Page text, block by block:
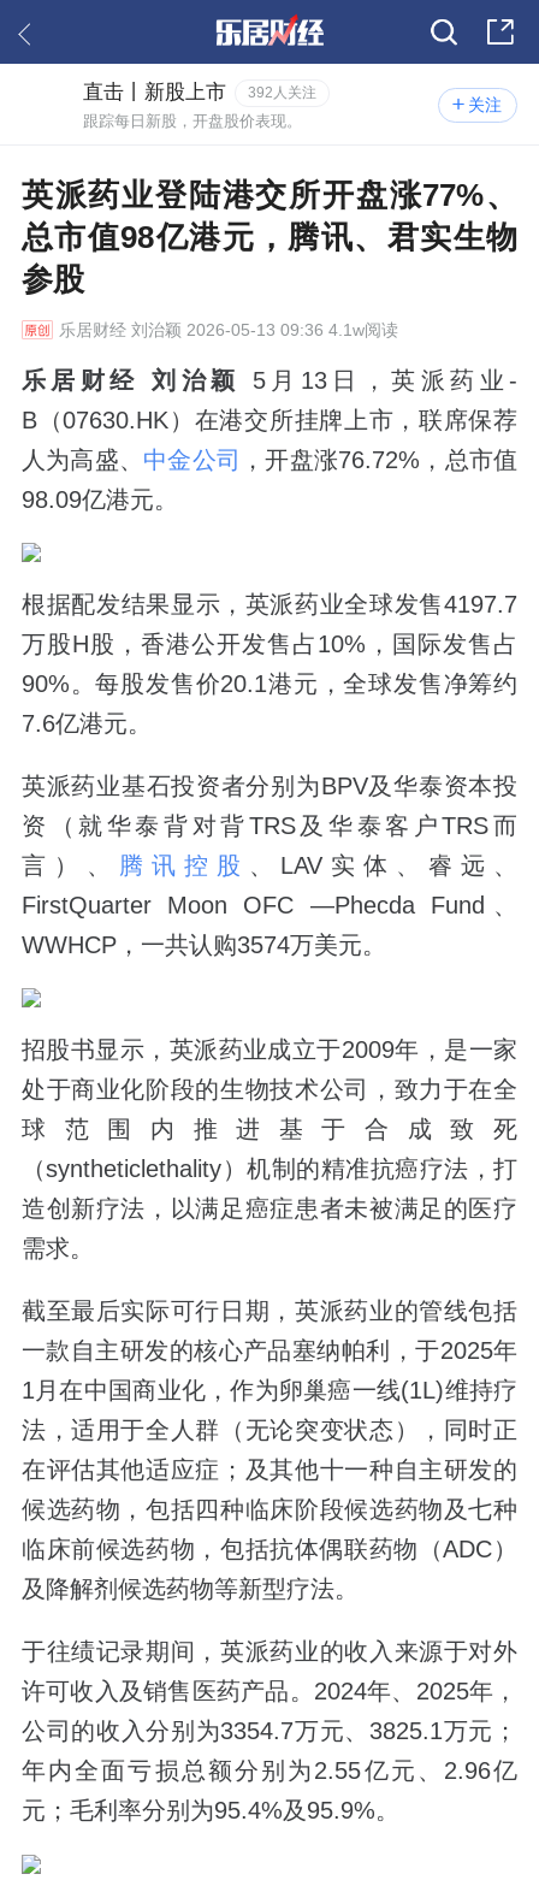
关注
直击丨新股上市 392人关注
跟踪每日新股，开盘股价表现。
英派药业登陆港交所开盘涨77%、
总市值98亿港元，腾讯、君实生物
参股
乐居财经刘治颖 2026-05-13 09:36 4.1w阅读
乐居财经 刘治颖 5月13日，英派药业-
B（07630.HK）在港交所挂牌上市，联席保荐
人为高盛、 中金公司 ，开盘涨76.72%，总市值
98.09亿港元。
根据配发结果显示，英派药业全球发售4197.7
万股H股，香港公开发售占10%，国际发售占
90%。每股发售价20.1港元，全球发售净筹约
7.6亿港元。
英派药业基石投资者分别为BPV及华泰资本投
资（就华泰背对背TRS及华泰客户TRS而
言）、
腾讯控股 、LAV实体、睿远、
FirstQuarter Moon OFC —Phecda Fund、
WWHCP，一共认购3574万美元。
招股书显示，英派药业成立于2009年，是一家
处于商业化阶段的生物技术公司，致力于在全
球范围内推进基于合成致死
（syntheticlethality）机制的精准抗癌疗法，打
造创新疗法，以满足癌症患者未被满足的医疗
需求。
截至最后实际可行日期，英派药业的管线包括
一款自主研发的核心产品塞纳帕利，于2025年
1月在中国商业化，作为卵巢癌一线(1L)维持疗
法，适用于全人群（无论突变状态），同时正
在评估其他适应症；及其他十一种自主研发的
候选药物，包括四种临床阶段候选药物及七种
临床前候选药物，包括抗体偶联药物（ADC）
及降解剂候选药物等新型疗法。
于往绩记录期间，英派药业的收入来源于对外
许可收入及销售医药产品。2024年、2025年，
公司的收入分别为3354.7万元、3825.1万元；
年内全面亏损总额分别为2.55亿元、2.96亿
元；毛利率分别为95.4%及95.9%。